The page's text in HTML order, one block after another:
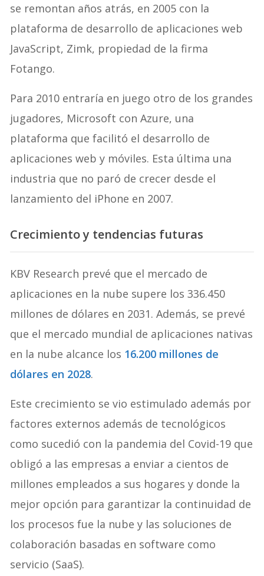
se remontan años atrás, en 2005 con la
plataforma de desarrollo de aplicaciones web
JavaScript, Zimk, propiedad de la firma
Fotango.
Para 2010 entraría en juego otro de los grandes
jugadores, Microsoft con Azure, una
plataforma que facilitó el desarrollo de
aplicaciones web y móviles. Esta última una
industria que no paró de crecer desde el
lanzamiento del iPhone en 2007.
Crecimiento y tendencias futuras
KBV Research prevé que el mercado de
aplicaciones en la nube supere los 336.450
millones de dólares en 2031. Además, se prevé
que el mercado mundial de aplicaciones nativas
en la nube alcance los 16.200 millones de
dólares en 2028.
Este crecimiento se vio estimulado además por
factores externos además de tecnológicos
como sucedió con la pandemia del Covid-19 que
obligó a las empresas a enviar a cientos de
millones empleados a sus hogares y donde la
mejor opción para garantizar la continuidad de
los procesos fue la nube y las soluciones de
colaboración basadas en software como
servicio (SaaS).